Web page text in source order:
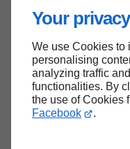
Your
We use Cookies to
personalising
analyzing traffic
functionalities. By
the use of Cookies
Facebook
.